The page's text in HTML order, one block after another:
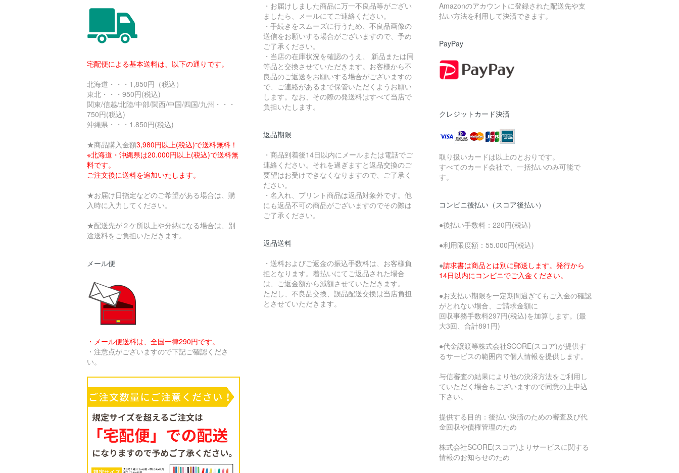
宅配便による基本送料は、以下の通りです。
北海道・・・1,850円（税込）
東北・・・950円(税込)
関東/信越/北陸/中部/関西/中国/四国/九州・・・
750円(税込)
沖縄県・・・1.850円(税込)
★商品購入金額3,980円以上(税込)で送料無料！
※北海道・沖縄県は20.000円以上(税込)で送料無
料です。
ご注文後に送料を追加いたします。
★お届け日指定などのご希望がある場合は、購
入時に入力してください。
★配送先が２ケ所以上や分納になる場合は、別
途送料をご負担いただきます。
メール便
・メール便送料は、全国一律290円です。
・注意点がございますので下記ご確認くださ
い。
・お届けしました商品に万一不良品等がござい
ましたら、メールにてご連絡ください。
・手続きをスムーズに行うため、不良品画像の
送信をお願いする場合がございますので、予め
ご了承ください。
・当店の在庫状況を確認のうえ、 新品または同
等品と交換させていただきます。お客様から不
良品のご返送をお願いする場合がございますの
で、ご連絡があるまで保管いただくようお願い
します。なお、その際の発送料はすべて当店で
負担いたします。
返品期限
・商品到着後14日以内にメールまたは電話でご
連絡ください。それを過ぎますと返品交換のご
要望はお受けできなくなりますので、ご了承く
ださい。
・名入れ、プリント商品は返品対象外です。他
にも返品不可の商品がございますのでその際は
ご了承ください。
返品送料
・送料およびご返金の振込手数料は、お客様負
担となります。着払いにてご返品された場合
は、ご返金額から減額させていただきます。
ただし、不良品交換、誤品配送交換は当店負担
とさせていただきます。
Amazonのアカウントに登録された配送先や支
払い方法を利用して決済できます。
PayPay
クレジットカード決済
取り扱いカードは以上のとおりです。
すべてのカード会社で、一括払いのみ可能で
す。
コンビニ後払い（スコア後払い）
●後払い手数料：220円(税込)
●利用限度額：55.000円(税込)
●請求書は商品とは別に郵送します。発行から
14日以内にコンビニでご入金ください。
●お支払い期限を一定期間過ぎてもご入金の確認
がとれない場合、ご請求金額に
回収事務手数料297円(税込)を加算します。(最
大3回、合計891円)
●代金譲渡等株式会社SCORE(スコア)が提供す
るサービスの範囲内で個人情報を提供します。
与信審査の結果により他の決済方法をご利用し
ていただく場合もございますので同意の上申込
下さい。
提供する目的：後払い決済のための審査及び代
金回収や債権管理のため
株式会社SCORE(スコア)よりサービスに関する
情報のお知らせのため